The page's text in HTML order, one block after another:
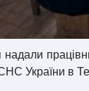
України в